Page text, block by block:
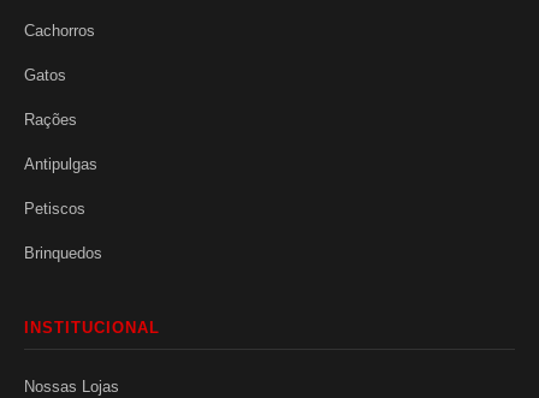
Cachorros
Gatos
Rações
Antipulgas
Petiscos
Brinquedos
INSTITUCIONAL
Nossas Lojas